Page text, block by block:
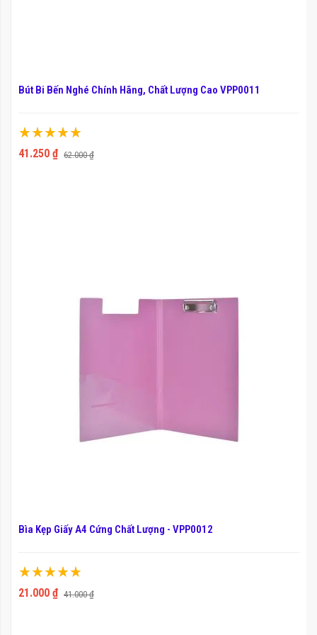
Bút Bi Bến Nghé Chính Hãng, Chất Lượng Cao VPP0011
Xếp hạng:
100%
41.250 ₫ 62.000 ₫
Bìa Kẹp Giấy A4 Cứng Chất Lượng - VPP0012
Xếp hạng:
100%
21.000 ₫ 41.000 ₫